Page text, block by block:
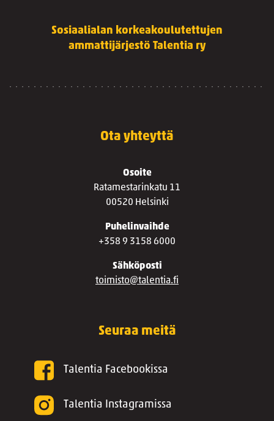
Sosiaalialan korkeakoulutettujen
ammattijärjestö Talentia ry
Ota yhteyttä
Osoite
Ratamestarinkatu 11
00520 Helsinki
Puhelinvaihde
+358 9 3158 6000
Sähköposti
toimisto@talentia.fi
Seuraa meitä
Talentia Facebookissa
Talentia Instagramissa